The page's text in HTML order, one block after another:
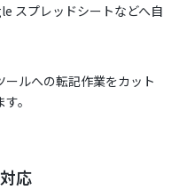
スプレッドシートなどへ自
ルへの転記作業をカット
。
応